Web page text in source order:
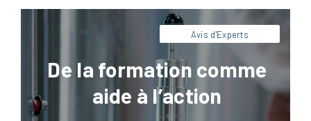
Avis d'Experts
De la formation comme
aide à l’action